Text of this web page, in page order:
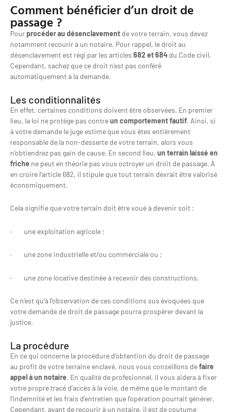
Comment bénéficier d’un droit de
passage ?
Pourprocéder au désenclavement de votre terrain, vous devez
notamment recourir à un notaire. Pour rappel, le droit au
désenclavement est régi par les articles 682 et 684 du Code civil.
Cependant, sachez que ce droit n’est pas conféré
automatiquement à la demande.
Les conditionnalités
En effet, certaines conditions doivent être observées. En premier
lieu, la loi ne protège pas contreun comportement fautif. Ainsi, si
à votre demande le juge estime que vous êtes entièrement
responsable de la non-desserte de votre terrain, alors vous
n’obtiendrez pas gain de cause. En second lieu, un terrain laissé en
friche ne peut en théorie pas vous octroyer un droit de passage. À
en croire l’article 682, il stipule que tout terrain devrait être valorisé
économiquement.
Cela signifie que votre terrain doit être voué à devenir soit :
· une exploitation agricole ;
· une zone industrielle et/ou commerciale ou ;
· une zone locative destinée à recevoir des constructions.
Ce n’est qu’à l’observation de ces conditions sus évoquées que
votre demande de droit de passage pourra prospérer devant la
justice.
La procédure
En ce qui concerne la procédure d’obtention du droit de passage
au profit de votre terraine enclavé, nous vous conseillons defaire
appel à un notaire. En qualité de profesionnel, il vous aidera à fixer
votre propre tracé d’accès à la voie, de même que le montant de
l’indemnité et les frais d’entretien que l’opération pourrait générer.
Cependant, avant de recourir à un notaire, il est de coutume